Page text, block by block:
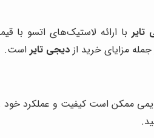
با ارائه لاستیک‌های اتسو
مزایای خرید از دیجی تایر است.
ممکن است کیفیت و عملکرد خود